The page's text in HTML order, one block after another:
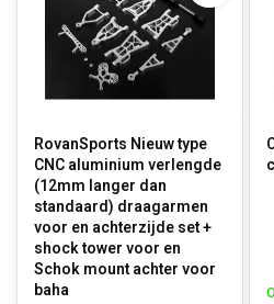
RovanSports Nieuw type
CNC aluminium verlengde
(12mm langer dan
standaard) draagarmen
voor en achterzijde set +
shock tower voor en
Schok mount achter voor
baha